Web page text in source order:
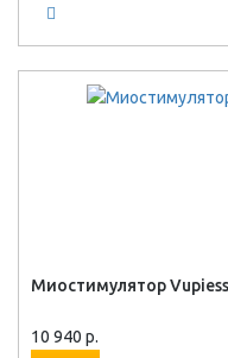
Миостимулятор
10 940 р.